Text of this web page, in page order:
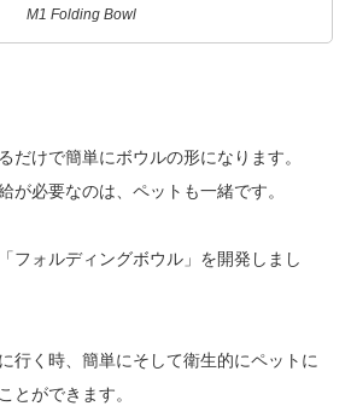
M1 Folding Bowl
だけで簡単にボウルの形になります。
が必要なのは、ペットも一緒です。
フォルディングボウル」を開発しまし
行く時、簡単にそして衛生的にペットに
とができます。